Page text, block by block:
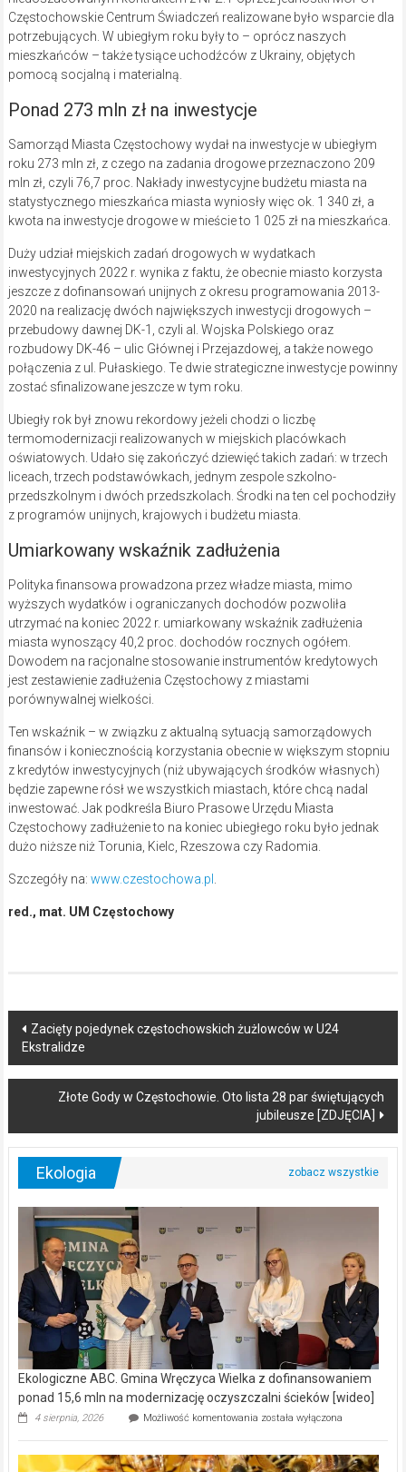
Częstochowskie Centrum Świadczeń realizowane było wsparcie dla
potrzebujących. W ubiegłym roku były to – oprócz naszych
mieszkańców – także tysiące uchodźców z Ukrainy, objętych
pomocą socjalną i materialną.
Ponad 273 mln zł na inwestycje
Samorząd Miasta Częstochowy wydał na inwestycje w ubiegłym
roku 273 mln zł, z czego na zadania drogowe przeznaczono 209
mln zł, czyli 76,7 proc. Nakłady inwestycyjne budżetu miasta na
statystycznego mieszkańca miasta wyniosły więc ok. 1 340 zł, a
kwota na inwestycje drogowe w mieście to 1 025 zł na mieszkańca.
Duży udział miejskich zadań drogowych w wydatkach
inwestycyjnych 2022 r. wynika z faktu, że obecnie miasto korzysta
jeszcze z dofinansowań unijnych z okresu programowania 2013-
2020 na realizację dwóch największych inwestycji drogowych –
przebudowy dawnej DK-1, czyli al. Wojska Polskiego oraz
rozbudowy DK-46 – ulic Głównej i Przejazdowej, a także nowego
połączenia z ul. Pułaskiego. Te dwie strategiczne inwestycje powinny
zostać sfinalizowane jeszcze w tym roku.
Ubiegły rok był znowu rekordowy jeżeli chodzi o liczbę
termomodernizacji realizowanych w miejskich placówkach
oświatowych. Udało się zakończyć dziewięć takich zadań: w trzech
liceach, trzech podstawówkach, jednym zespole szkolno-
przedszkolnym i dwóch przedszkolach. Środki na ten cel pochodziły
z programów unijnych, krajowych i budżetu miasta.
Umiarkowany wskaźnik zadłużenia
Polityka finansowa prowadzona przez władze miasta, mimo
wyższych wydatków i ograniczanych dochodów pozwoliła
utrzymać na koniec 2022 r. umiarkowany wskaźnik zadłużenia
miasta wynoszący 40,2 proc. dochodów rocznych ogółem.
Dowodem na racjonalne stosowanie instrumentów kredytowych
jest zestawienie zadłużenia Częstochowy z miastami
porównywalnej wielkości.
Ten wskaźnik – w związku z aktualną sytuacją samorządowych
finansów i koniecznością korzystania obecnie w większym stopniu
z kredytów inwestycyjnych (niż ubywających środków własnych)
będzie zapewne rósł we wszystkich miastach, które chcą nadal
inwestować. Jak podkreśla Biuro Prasowe Urzędu Miasta
Częstochowy zadłużenie to na koniec ubiegłego roku było jednak
dużo niższe niż Torunia, Kielc, Rzeszowa czy Radomia.
Szczegóły na: www.czestochowa.pl .
red., mat. UM Częstochowy
Post
navigation
Zacięty pojedynek częstochowskich żużlowców w U24
Ekstralidze
Złote Gody w Częstochowie. Oto lista 28 par świętujących
jubileusze [ZDJĘCIA]
Ekologia
Ekologiczne ABC. Gmina Wręczyca Wielka z dofinansowaniem
ponad 15,6 mln na modernizację oczyszczalni ścieków [wideo]
4 sierpnia, 2026 Możliwość komentowania Ekologiczne
Wręczyca
została wyłączona